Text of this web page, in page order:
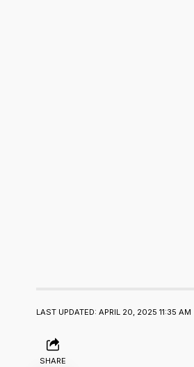
LAST UPDATED: APRIL 20, 2025 11:35 AM
SHARE